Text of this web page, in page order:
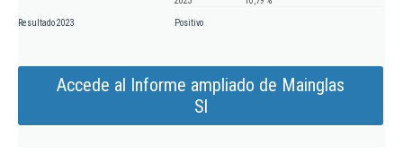
Resultado 2023 Positivo
Accede al Informe ampliado de Mainglas
Sl